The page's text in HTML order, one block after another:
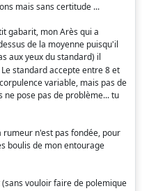
mais sans certitude ...
gabarit, mon Arès qui a
de la moyenne puisqu'il
aux yeux du standard) il
standard accepte entre 8 et
variable, mais pas de
ne pose pas de problème... tu
rumeur n'est pas fondée, pour
boulis de mon entourage
(sans vouloir faire de polemique